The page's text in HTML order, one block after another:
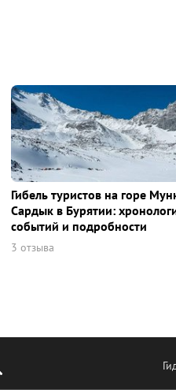
Гибель туристов на горе
Сардык в Бурятии:
событий и подробности
3 отзыва